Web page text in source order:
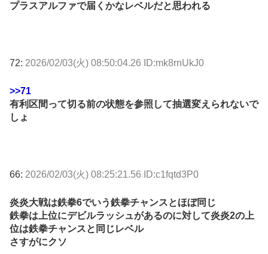
プラスアルファで届くかなレベルだと思われる
72: 2026/02/03(火) 08:50:04.26 ID:mk8rnUkJ0
>>71
有利区間って切る前の状態を参照して抽選変えられないで
しょ
66: 2026/02/03(火) 08:25:21.56 ID:c1fqtd3P0
炎炎大戦は鉄拳6でいう鉄拳チャンスとほぼ同じ
鉄拳は上位にデビルラッシュがあるのに対して炎炎2の上
位は鉄拳チャンスと同じレベル
さすがにクソ